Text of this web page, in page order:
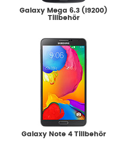
Galaxy Mega 6.3 (i9200)
Tillbehör
Galaxy Note 4 Tillbehör